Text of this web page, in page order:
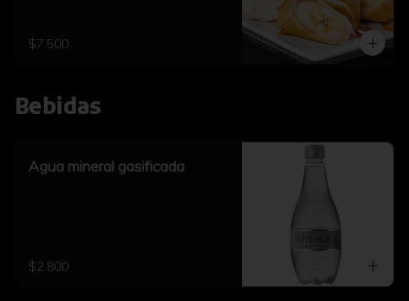
$7.500
Bebidas
Agua mineral gasificada
$2.800